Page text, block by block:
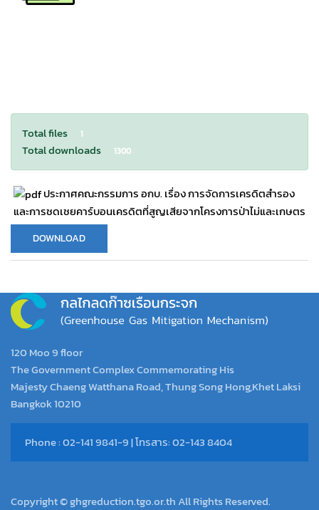
Total files 1
Total downloads 1300
ประกาศคณะกรรมการ อกบ. เรื่อง การจัดการเครดิตสำรอง
และการชดเชยคาร์บอนเครดิตที่สูญเสียจากโครงการป่าไม่และเกษตร
DOWNLOAD
120 Moo 9 floor
The Government Complex Commemorating His
Majesty Chaeng Watthana Road, Thung Song Hong,Khet Laksi
Bangkok 10210
Phone : 02-141 9841-9 | โทรสาร: 02-143 8404
Copyright © ghgreduction.tgo.or.th All Rights Reserved.